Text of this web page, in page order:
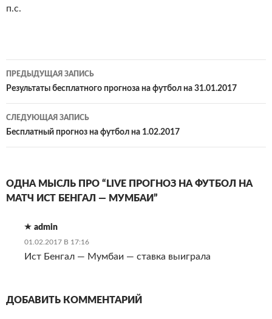
п.с.
Навигация
по
записям
ПРЕДЫДУЩАЯ ЗАПИСЬ
Результаты бесплатного прогноза на футбол на 31.01.2017
СЛЕДУЮЩАЯ ЗАПИСЬ
Бесплатный прогноз на футбол на 1.02.2017
ОДНА МЫСЛЬ ПРО “LIVE ПРОГНОЗ НА ФУТБОЛ НА
МАТЧ ИСТ БЕНГАЛ — МУМБАИ”
admin
01.02.2017 В 17:16
Ист Бенгал — Мумбаи — ставка выиграла
ДОБАВИТЬ КОММЕНТАРИЙ